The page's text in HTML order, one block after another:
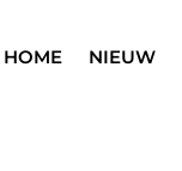
HOME NIEUW